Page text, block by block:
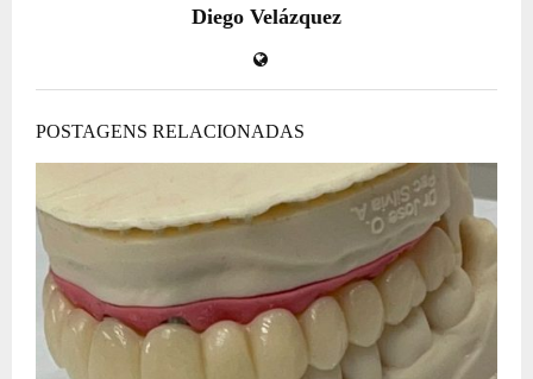
Diego Velázquez
POSTAGENS RELACIONADAS